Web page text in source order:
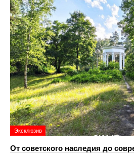
Эксклюзив
От советского наследия до